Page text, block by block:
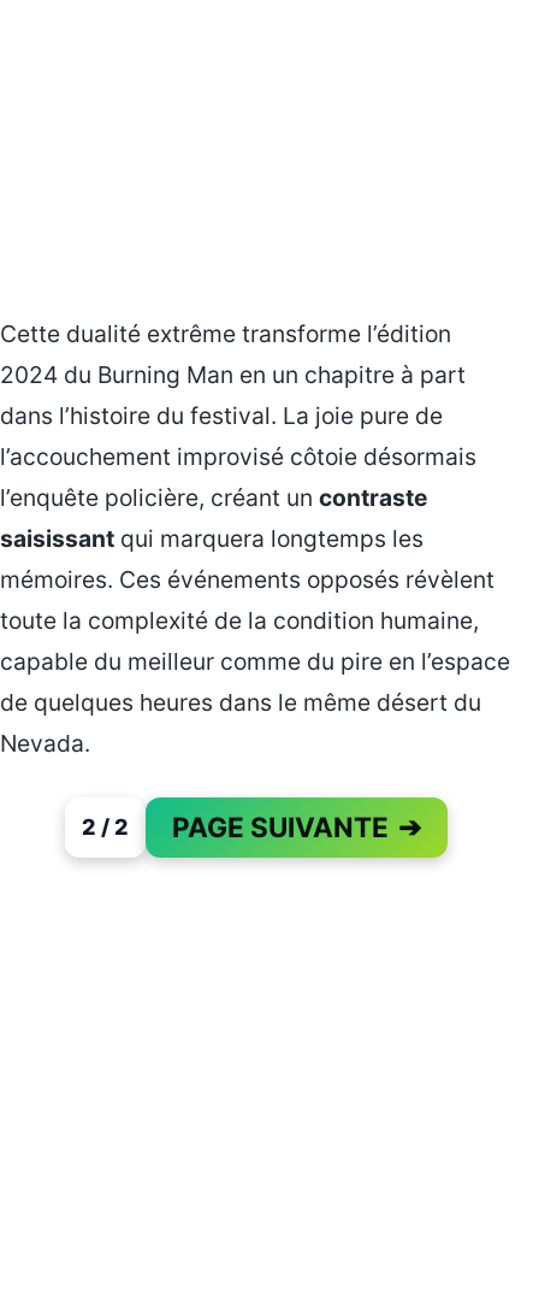
Cette dualité extrême transforme l’édition
2024 du Burning Man en un chapitre à part
dans l’histoire du festival. La joie pure de
l’accouchement improvisé côtoie désormais
l’enquête policière, créant un contraste
saisissant qui marquera longtemps les
mémoires. Ces événements opposés révèlent
toute la complexité de la condition humaine,
capable du meilleur comme du pire en l’espace
de quelques heures dans le même désert du
Nevada.
2 / 2 PAGE SUIVANTE ➔
PAGE 2 OF 2